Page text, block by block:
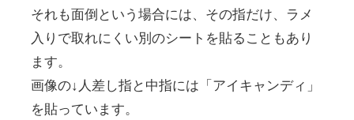
それも面倒という場合には、その指だけ、ラメ
入りで取れにくい別のシートを貼ることもあり
ます。
画像の↓人差し指と中指には「アイキャンディ」
を貼っています。